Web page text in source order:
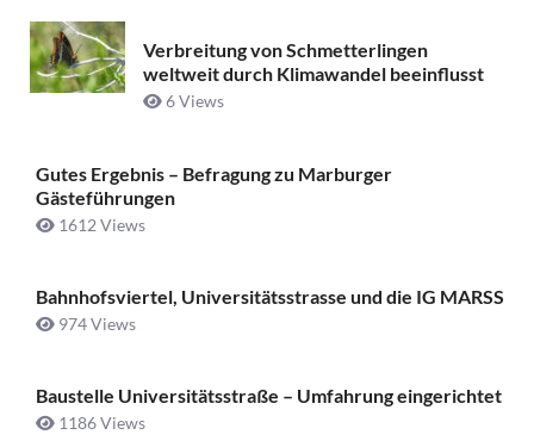
Verbreitung von Schmetterlingen
weltweit durch Klimawandel beeinflusst
6 Views
Gutes Ergebnis – Befragung zu Marburger
Gästeführungen
1612 Views
Bahnhofsviertel, Universitätsstrasse und die IG MARSS
974 Views
Baustelle Universitätsstraße ­– Umfahrung eingerichtet
1186 Views